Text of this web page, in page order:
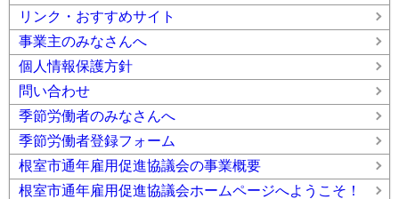
リンク・おすすめサイト
事業主のみなさんへ
個人情報保護方針
問い合わせ
季節労働者のみなさんへ
季節労働者登録フォーム
根室市通年雇用促進協議会の事業概要
根室市通年雇用促進協議会ホームページへようこそ！